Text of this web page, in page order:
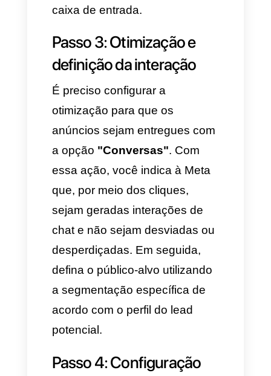
Anúncios da Metaseguindo
esta estrutura passo a passo:
Passo 1: Defina o objetivo
da campanha
Ao criar uma campanha, é
preciso escolher qual é o
público-alvo de acordo com sua
intenção. Por exemplo, para
uma estratégia focada em
vendas, a opção"Interações"
é a mais adequada. O anúncio
propensos graças ao algoritmo